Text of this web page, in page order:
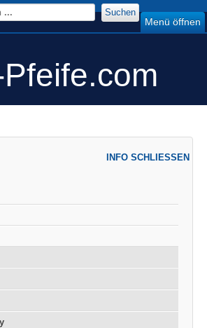
Suchen
Menü öffnen
INFO SCHLIESSEN